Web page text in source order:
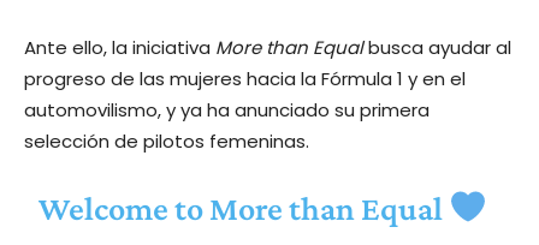
Ante ello, la iniciativa More than Equalbusca ayudar al
progreso de las mujeres hacia la Fórmula 1 y en el
automovilismo, y ya ha anunciado su primera
selección de pilotos femeninas.
Welcome to More than Equal